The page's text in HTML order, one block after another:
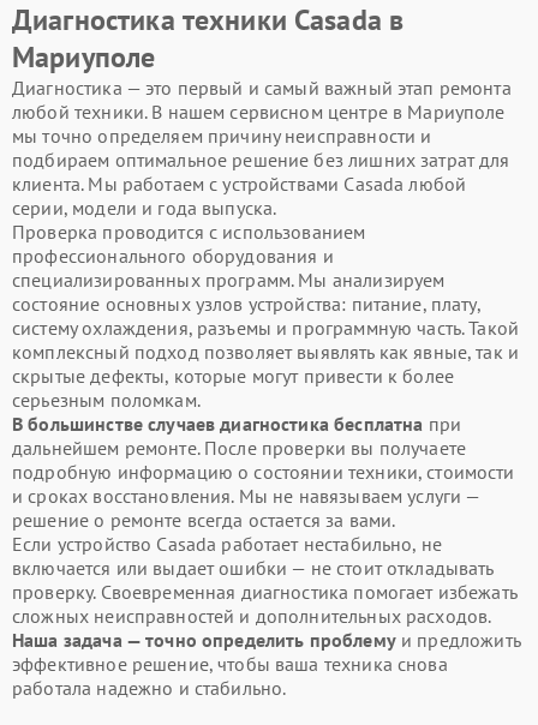
Диагностика техники Casada в
Мариуполе
Диагностика — это первый и самый важный этап ремонта
любой техники. В нашем сервисном центре в Мариуполе
мы точно определяем причину неисправности и
подбираем оптимальное решение без лишних затрат для
клиента. Мы работаем с устройствами Casada любой
серии, модели и года выпуска.
Проверка проводится с использованием
профессионального оборудования и
специализированных программ. Мы анализируем
состояние основных узлов устройства: питание, плату,
систему охлаждения, разъемы и программную часть. Такой
комплексный подход позволяет выявлять как явные, так и
скрытые дефекты, которые могут привести к более
серьезным поломкам.
В большинстве случаев диагностика бесплатна при
дальнейшем ремонте. После проверки вы получаете
подробную информацию о состоянии техники, стоимости
и сроках восстановления. Мы не навязываем услуги —
решение о ремонте всегда остается за вами.
Если устройство Casada работает нестабильно, не
включается или выдает ошибки — не стоит откладывать
проверку. Своевременная диагностика помогает избежать
сложных неисправностей и дополнительных расходов.
Наша задача — точно определить проблемуи предложить
эффективное решение, чтобы ваша техника снова
работала надежно и стабильно.